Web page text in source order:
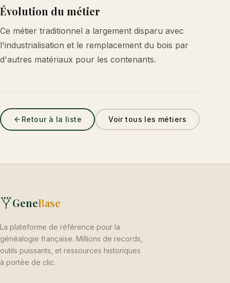
Évolution du métier
Ce métier traditionnel a largement disparu avec
l'industrialisation et le remplacement du bois par
d'autres matériaux pour les contenants.
Retour à la liste Voir tous les métiers
GeneBase
La plateforme de référence pour la
généalogie française. Millions de records,
outils puissants, et ressources historiques
à portée de clic.